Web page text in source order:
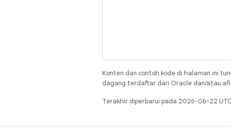
Konten dan contoh kode di halaman ini
dagang terdaftar dari Oracle dan/atau
Terakhir diperbarui pada 2026-06-22